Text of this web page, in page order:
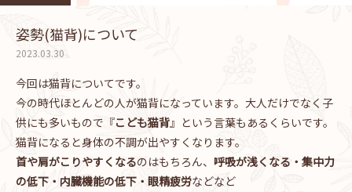
姿勢(猫背)について
2023.03.30
今回は猫背についてです。
今の時代ほとんどの人が猫背になっています。大人だけでなく子
供にも多いもので『こども猫背』という言葉もあるくらいです。
猫背になると身体の不調が出やすくなります。
首や肩がこりやすくなるのはもちろん、 呼吸が浅くなる・集中力
の低下・内臓機能の低下・眼精疲労などなど